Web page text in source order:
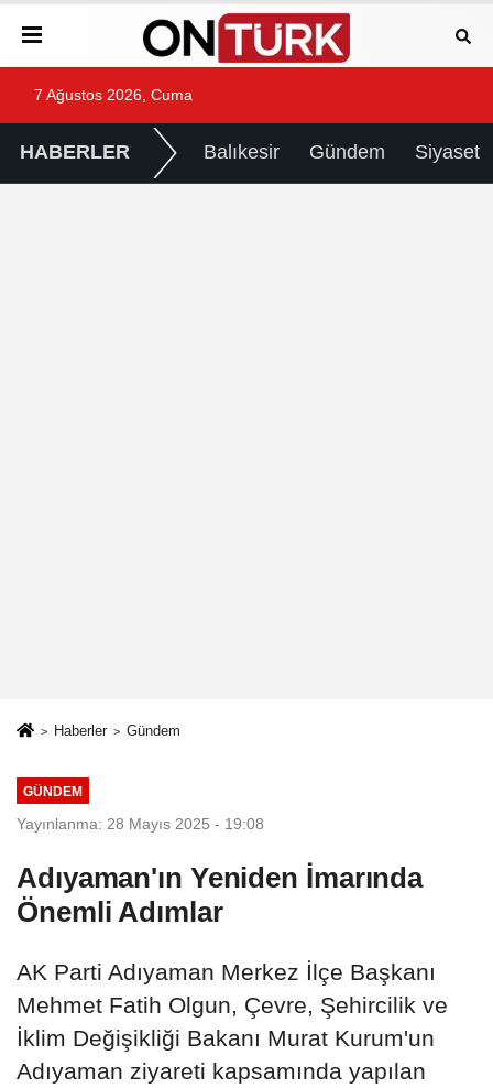
7 Ağustos 2026, Cuma
HABERLER Balıkesir Gündem Siyaset
Haberler Gündem
GÜNDEM
Yayınlanma: 28 Mayıs 2025 - 19:08
Adıyaman'ın Yeniden İmarında
Önemli Adımlar
AK Parti Adıyaman Merkez İlçe Başkanı
Mehmet Fatih Olgun, Çevre, Şehircilik ve
İklim Değişikliği Bakanı Murat Kurum'un
Adıyaman ziyareti kapsamında yapılan